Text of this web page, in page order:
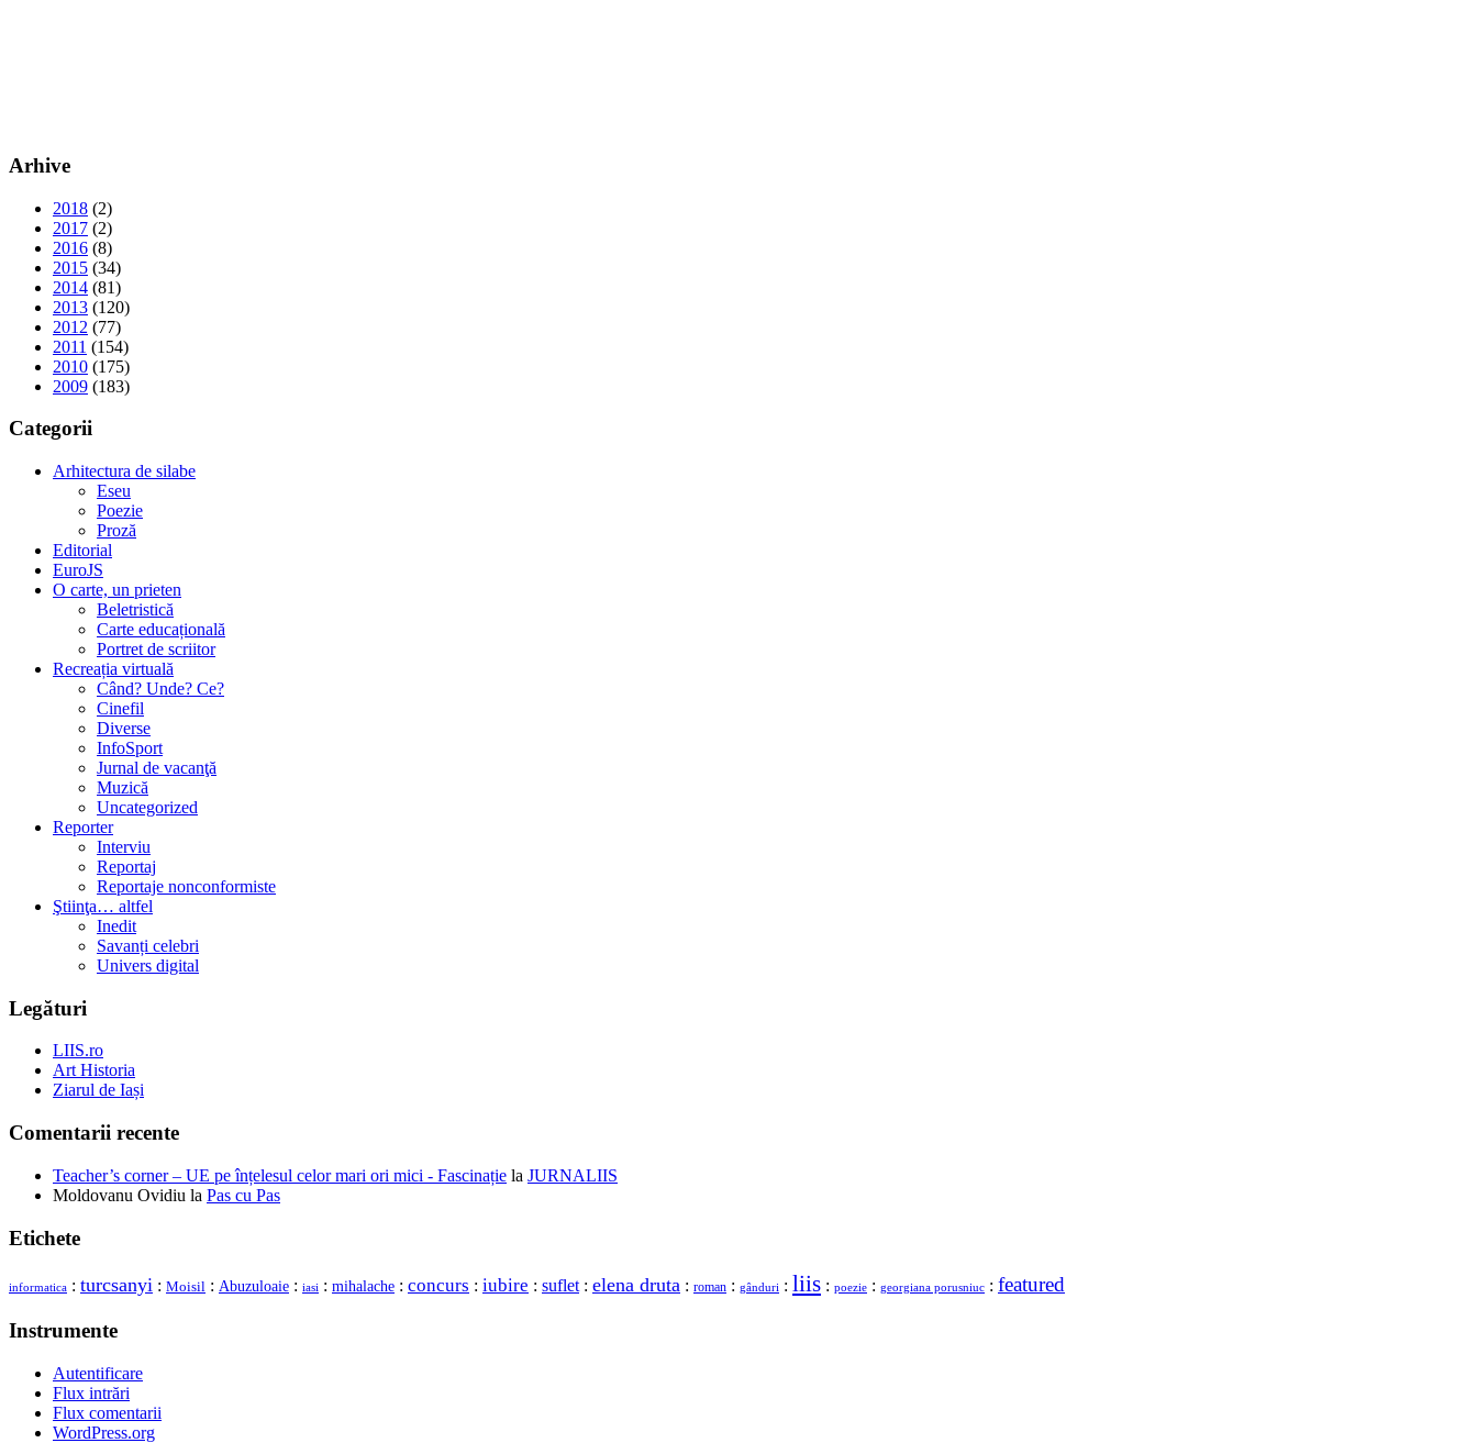
Arhive
2018 (2)
2017 (2)
2016 (8)
2015 (34)
2014 (81)
2013 (120)
2012 (77)
2011 (154)
2010 (175)
2009 (183)
Categorii
Arhitectura de silabe
Eseu
Poezie
Proză
Editorial
EuroJS
O carte, un prieten
Beletristică
Carte educațională
Portret de scriitor
Recreația virtuală
Când? Unde? Ce?
Cinefil
Diverse
InfoSport
Jurnal de vacanţă
Muzică
Uncategorized
Reporter
Interviu
Reportaj
Reportaje nonconformiste
Ştiinţa… altfel
Inedit
Savanți celebri
Univers digital
Legături
LIIS.ro
Art Historia
Ziarul de Iași
Comentarii recente
Teacher’s corner – UE pe înțelesul celor mari ori mici - Fascinație la JURNALIIS
Moldovanu Ovidiu la Pas cu Pas
Etichete
informatica : turcsanyi : Moisil : Abuzuloaie : iasi : mihalache : concurs : iubire : suflet : elena druta : roman : gânduri : liis : poezie : georgiana porusniuc : featured
Instrumente
Autentificare
Flux intrări
Flux comentarii
WordPress.org